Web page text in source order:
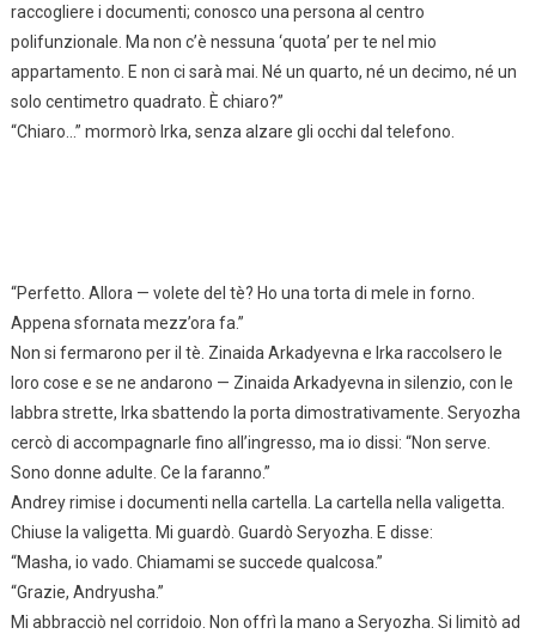
raccogliere i documenti; conosco una persona al centro
polifunzionale. Ma non c’è nessuna ‘quota’ per te nel mio
appartamento. E non ci sarà mai. Né un quarto, né un decimo, né un
solo centimetro quadrato. È chiaro?”
“Chiaro…” mormorò Irka, senza alzare gli occhi dal telefono.
“Perfetto. Allora — volete del tè? Ho una torta di mele in forno.
Appena sfornata mezz’ora fa.”
Non si fermarono per il tè. Zinaida Arkadyevna e Irka raccolsero le
loro cose e se ne andarono — Zinaida Arkadyevna in silenzio, con le
labbra strette, Irka sbattendo la porta dimostrativamente. Seryozha
cercò di accompagnarle fino all’ingresso, ma io dissi: “Non serve.
Sono donne adulte. Ce la faranno.”
Andrey rimise i documenti nella cartella. La cartella nella valigetta.
Chiuse la valigetta. Mi guardò. Guardò Seryozha. E disse:
“Masha, io vado. Chiamami se succede qualcosa.”
“Grazie, Andryusha.”
Mi abbracciò nel corridoio. Non offrì la mano a Seryozha. Si limitò ad